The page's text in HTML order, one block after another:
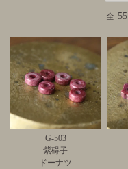
全 55
G-503
紫碍子
ドーナツ